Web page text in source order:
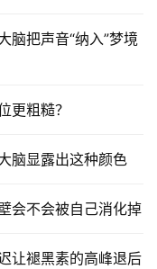
脑把声音“纳入”梦境
更粗糙？
脑显露出这种颜色
会不会被自己消化掉
让褪黑素的高峰退后